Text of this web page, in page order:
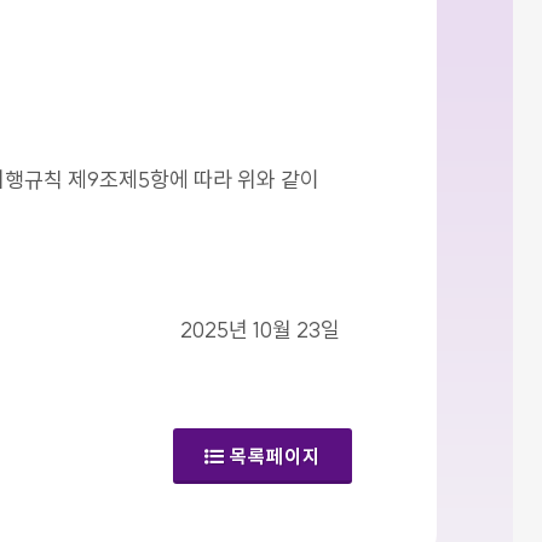
행규칙 제9조제5항에 따라 위와 같이
2025년 10월 23일
목록페이지